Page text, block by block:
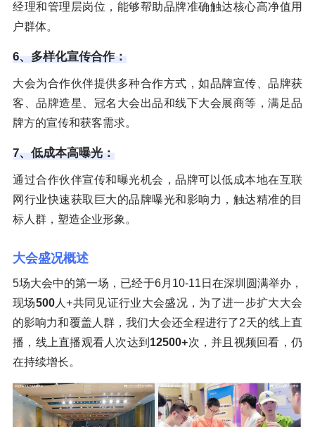
经理和管理层岗位，能够帮助品牌准确触达核心高净值用
户群体。
6、多样化宣传合作：
大会为合作伙伴提供多种合作方式，如品牌宣传、品牌获
客、品牌造星、冠名大会出品和线下大会展商等，满足品
牌方的宣传和获客需求。
7、低成本高曝光：
通过合作伙伴宣传和曝光机会，品牌可以低成本地在互联
网行业快速获取巨大的品牌曝光和影响力，触达精准的目
标人群，塑造企业形象。
大会盛况概述
5场大会中的第一场，已经于6月10-11日在深圳圆满举办，
现场500人+共同见证行业大会盛况，为了进一步扩大大会
的影响力和覆盖人群，我们大会还全程进行了2天的线上直
播，线上直播观看人次达到 12500+次，并且视频回看，仍
在持续增长。